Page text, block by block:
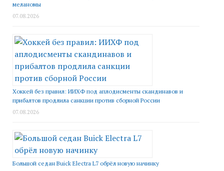
меланомы
07.08.2026
Хоккей без правил: ИИХФ под аплодисменты скандинавов и
прибалтов продлила санкции против сборной России
07.08.2026
Большой седан Buick Electra L7 обрёл новую начинку